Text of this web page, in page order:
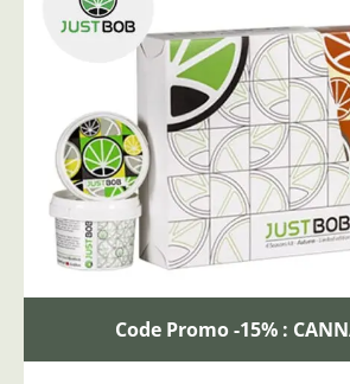
Code Promo -15% :